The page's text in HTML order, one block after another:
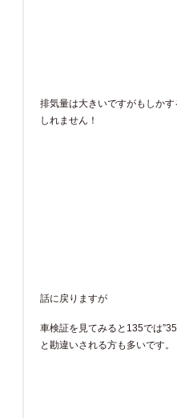
排気量は大きいですがもしか
しれません！
話に戻りますが
車検証を見てみると135では
と勘違いされる方も多いです。